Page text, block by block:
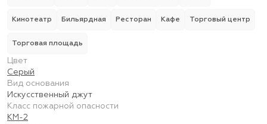
Кинотеатр Бильярдная Ресторан Кафе Торговый центр
Торговая площадь
Цвет
Серый
Вид основания
Искусственный джут
Класс пожарной опасности
КМ-2